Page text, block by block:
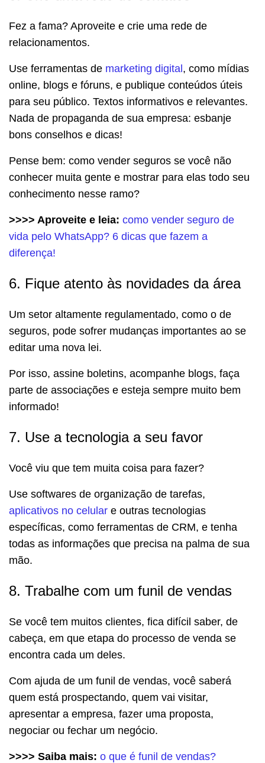
Fez a fama? Aproveite e crie uma rede de
relacionamentos.
Use ferramentas de marketing digital , como mídias
online, blogs e fóruns, e publique conteúdos úteis
para seu público. Textos informativos e relevantes.
Nada de propaganda de sua empresa: esbanje
bons conselhos e dicas!
Pense bem: como vender seguros se você não
conhecer muita gente e mostrar para elas todo seu
conhecimento nesse ramo?
>>>> Aproveite e leia: como vender seguro de
vida pelo WhatsApp? 6 dicas que fazem a
diferença!
6. Fique atento às novidades da área
Um setor altamente regulamentado, como o de
seguros, pode sofrer mudanças importantes ao se
editar uma nova lei.
Por isso, assine boletins, acompanhe blogs, faça
parte de associações e esteja sempre muito bem
informado!
7. Use a tecnologia a seu favor
Você viu que tem muita coisa para fazer?
Use softwares de organização de tarefas,
aplicativos no celular e outras tecnologias
específicas, como ferramentas de CRM, e tenha
todas as informações que precisa na palma de sua
mão.
8. Trabalhe com um funil de vendas
Se você tem muitos clientes, fica difícil saber, de
cabeça, em que etapa do processo de venda se
encontra cada um deles.
Com ajuda de um funil de vendas, você saberá
quem está prospectando, quem vai visitar,
apresentar a empresa, fazer uma proposta,
negociar ou fechar um negócio.
>>>> Saiba mais: o que é funil de vendas?